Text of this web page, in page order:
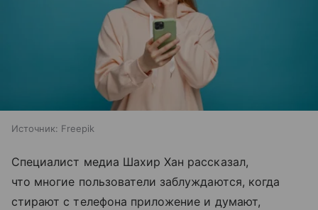
Источник: Freepik
Специалист медиа Шахир Хан рассказал,
что многие пользователи заблуждаются, когда
стирают с телефона приложение и думают,